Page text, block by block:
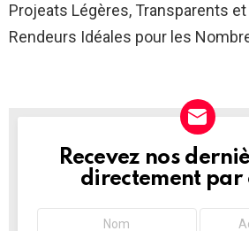
Projeats Légères, Transparents
Rendeurs Idéales pour les
NEWSLETTER
Recevez nos
directement par